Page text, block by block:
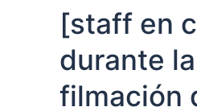
[staff en
durante la
filmación